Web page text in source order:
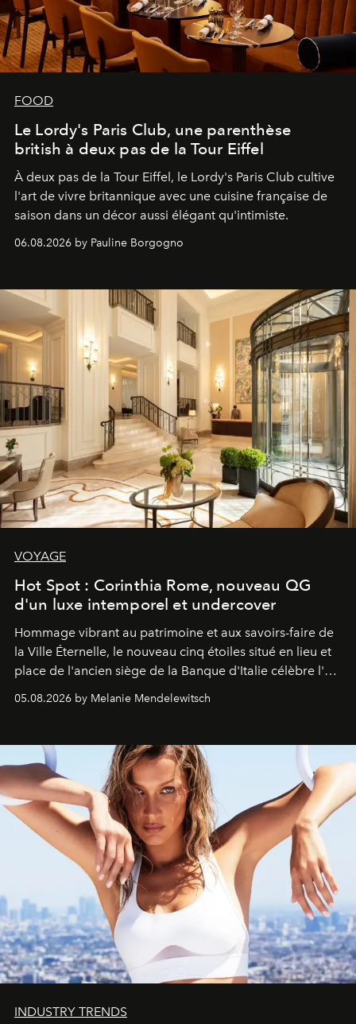
FOOD
Le Lordy's Paris Club, une parenthèse
british à deux pas de la Tour Eiffel
À deux pas de la Tour Eiffel, le Lordy's Paris Club cultive
l'art de vivre britannique avec une cuisine française de
saison dans un décor aussi élégant qu'intimiste.
06.08.2026 by Pauline Borgogno
VOYAGE
Hot Spot : Corinthia Rome, nouveau QG
d'un luxe intemporel et undercover
Hommage vibrant au patrimoine et aux savoirs-faire de
la Ville Éternelle, le nouveau cinq étoiles situé en lieu et
place de l'ancien siège de la Banque d'Italie célèbre l'art
05.08.2026 by Melanie Mendelewitsch
INDUSTRY TRENDS